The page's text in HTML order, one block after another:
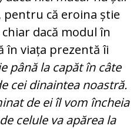
pentru că eroina știe
dacă modul în
în viața prezentă îi
până la capăt în câte
cei dinaintea noastră.
de ei îl vom încheia
celule va apărea la